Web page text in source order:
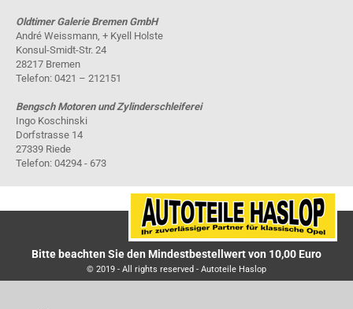
Oldtimer Galerie Bremen GmbH
André Weissmann, + Kyell Holste
Konsul-Smidt-Str. 24
28217 Bremen
Telefon: 0421 – 212151
Bengsch Motoren und Zylinderschleiferei
Ingo Koschinski
Dorfstrasse 14
27339 Riede
Telefon: 04294 - 673
Bitte beachten Sie den Mindestbestellwert von 10,00 Euro
© 2019 - All rights reserved - Autoteile Haslop